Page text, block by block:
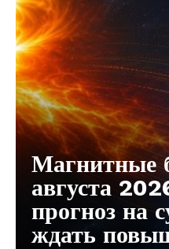
Магнитные
августа
прогноз на
ждать